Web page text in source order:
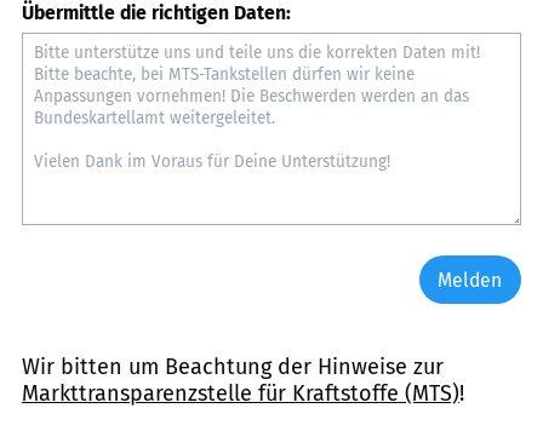
Übermittle die richtigen Daten:
Melden
Wir bitten um Beachtung der Hinweise zur
Markttransparenzstelle für Kraftstoffe (MTS)!